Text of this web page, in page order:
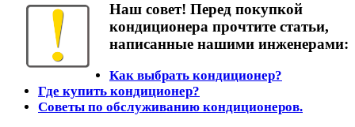
Наш совет! Перед покупкой
кондиционера прочтите статьи,
написанные нашими инженерами:
Как выбрать кондиционер?
Где купить кондиционер?
Советы по обслуживанию кондиционеров.